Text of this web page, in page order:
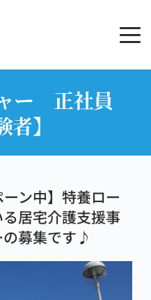
ー　正社員
者】
ーン中】特養ロー
居宅介護支援事
の募集です♪